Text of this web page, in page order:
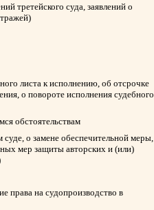
третейского суда, заявлений о
листа к исполнению, об отсрочке
о повороте исполнения судебного
обстоятельствам
суде, о замене обеспечительной меры,
мер защиты авторских и (или)
права на судопроизводство в